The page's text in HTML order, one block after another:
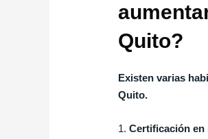
Quito?
Existen varias
Quito.
1.Certificación en